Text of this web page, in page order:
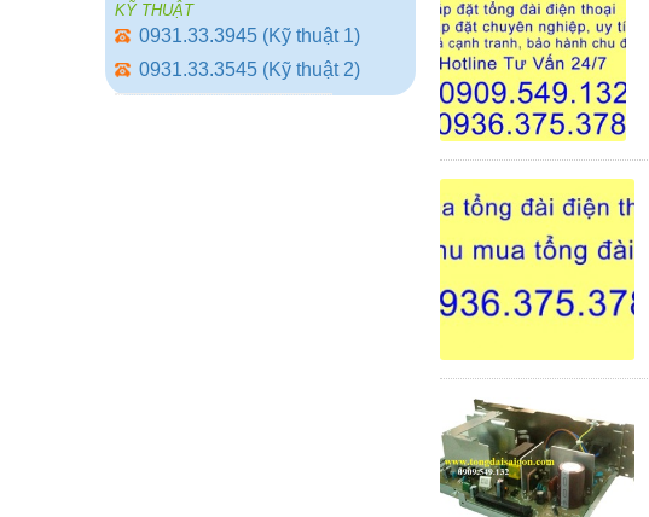
KỸ THUẬT
0931.33.3945 (Kỹ thuật 1)
0931.33.3545 (Kỹ thuật 2)